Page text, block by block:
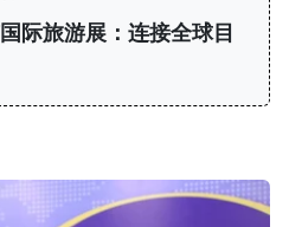
际旅游展：连接全球目